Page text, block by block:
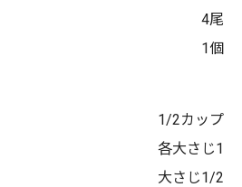
4尾
1個
1/2カップ
各大さじ1
大さじ1/2